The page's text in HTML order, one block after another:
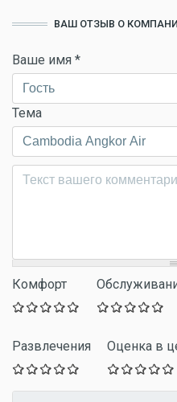
ВАШ ОТЗЫВ О КОМПАНИИ
Ваше имя *
Тема
Комментарий*
Комфорт
Развлечения Оценка в